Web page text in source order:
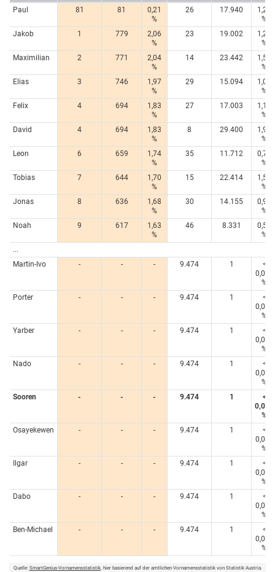
Paul
81 81
0,21
%
26 17.940
1,20
%
Jakob
1 779
2,06
%
23 19.002
1,27
%
Maximilian
2 771
2,04
%
14 23.442
1,57
%
Elias
3 746
1,97
%
29 15.094
1,01
%
Felix
4 694
1,83
%
27 17.003
1,14
%
David
4 694
1,83
%
8 29.400
1,96
%
Leon
6 659
1,74
%
35 11.712
0,78
%
Tobias
7 644
1,70
%
15 22.414
1,50
%
Jonas
8 636
1,68
%
30 14.155
0,95
%
Noah
9 617
1,63
%
46 8.331
0,56
%
...
Martin-Ivo
- - - 9.474 1
<
0,005
%
Porter
- - - 9.474 1
<
0,005
%
Yarber
- - - 9.474 1
<
0,005
%
Nado
- - - 9.474 1
<
0,005
%
Sooren
- - - 9.474 1
<
0,005
%
Osayekewen
- - - 9.474 1
<
0,005
%
Ilgar
- - - 9.474 1
<
0,005
%
Dabo
- - - 9.474 1
<
0,005
%
Ben-Michael
- - - 9.474 1
<
0,005
%
Quelle: SmartGenius-Vornamensstatistik, hier basierend auf der amtlichen Vornamensstatistik von Statistik Austria.